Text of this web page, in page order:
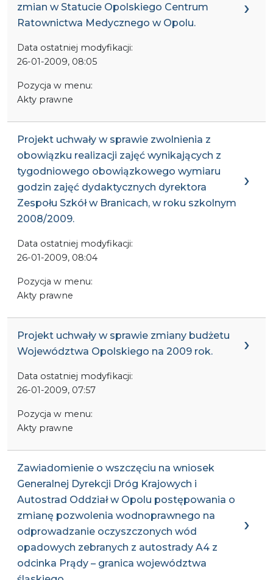
zmian w Statucie Opolskiego Centrum
Ratownictwa Medycznego w Opolu.
Data ostatniej modyfikacji:
26-01-2009, 08:05
Pozycja w menu:
Akty prawne
Projekt uchwały w sprawie zwolnienia z
obowiązku realizacji zajęć wynikających z
tygodniowego obowiązkowego wymiaru
godzin zajęć dydaktycznych dyrektora
Zespołu Szkół w Branicach, w roku szkolnym
2008/2009.
Data ostatniej modyfikacji:
26-01-2009, 08:04
Pozycja w menu:
Akty prawne
Projekt uchwały w sprawie zmiany budżetu
Województwa Opolskiego na 2009 rok.
Data ostatniej modyfikacji:
26-01-2009, 07:57
Pozycja w menu:
Akty prawne
Zawiadomienie o wszczęciu na wniosek
Generalnej Dyrekcji Dróg Krajowych i
Autostrad Oddział w Opolu postępowania o
zmianę pozwolenia wodnoprawnego na
odprowadzanie oczyszczonych wód
opadowych zebranych z autostrady A4 z
odcinka Prądy – granica województwa